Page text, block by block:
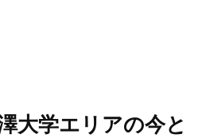
大学エリアの今と